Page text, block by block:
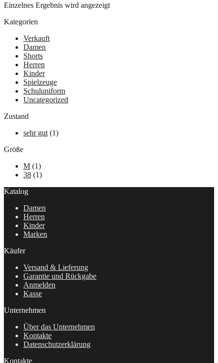
Einzelnes Ergebnis wird angezeigt
Kategorien
Verkauft
Damen
Shorts
Herren
Kinder
Spielzeuge
Schuluniform
Uncategorized
Zustand
sehr gut (1)
Größe
M (1)
38 (1)
Katalog
Damen
Herren
Kinder
Marken
Käufer
Versand & Lieferung
Garantie und Rückgabe
Anmelden
Kasse
Unternehmen
Über das Unternehmen
Kontakte
Datenschutzerklärung
Kontakte